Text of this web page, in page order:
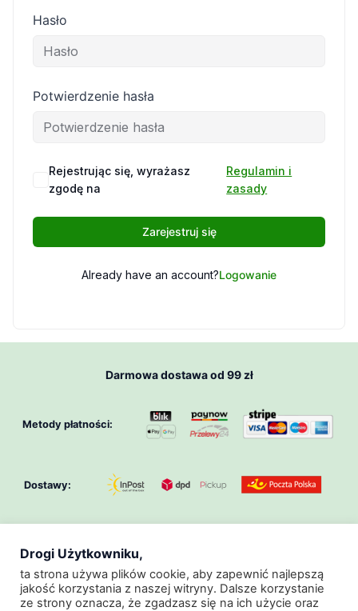
Hasło
Potwierdzenie hasła
Rejestrując się, wyrażasz
zgodę na
Regulamin i
zasady
Zarejestruj się
Already have an account?Logowanie
Darmowa dostawa od 99 zł
Metody płatności:
Dostawy:
O Nas Klub GeoZoo
Regulamin
Regulamin Promocji
Polityka Prywatności
Drogi Użytkowniku,
ta strona używa plików cookie, aby zapewnić najlepszą
jakość korzystania z naszej witryny. Dalsze korzystanie
ze strony oznacza, że zgadzasz się na ich użycie oraz